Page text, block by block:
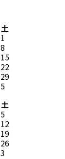
土
1
8
15
22
29
5
土
5
12
19
26
3